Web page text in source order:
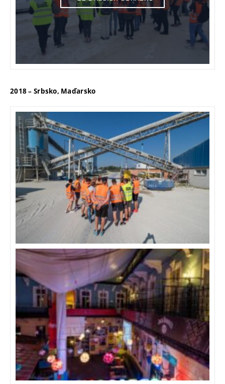
2018 – Srbsko, Maďarsko